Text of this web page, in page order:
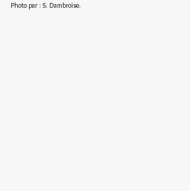
Photo par : S. Dambroise.